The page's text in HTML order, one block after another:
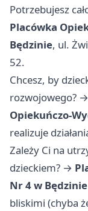
Potrzebujesz
Placówka
Będzinie, ul.
52.
Chcesz, by
rozwojowego? →
realizuje
Zależy Ci na
dzieckiem? →
Nr 4 w Będzinie
bliskimi (chyba